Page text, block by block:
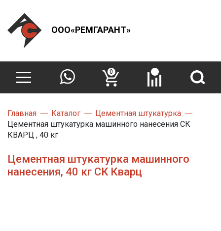
ООО«РЕМГАРАНТ»
0
Главная Каталог
Цементная штукатурка
Цементная штукатурка машинного нанесения СК
КВАРЦ , 40 кг
Цементная штукатурка машинного
нанесения, 40 кг СК Кварц